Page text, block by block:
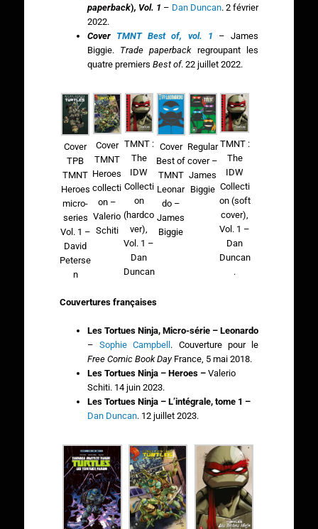
paperback), Vol. 1 – Dan Duncan. 2 février
2022.
Cover TMNT Best of, vol. 1
– James
Biggie. Trade paperbackregroupant les
quatre premiers Best of. 22 juillet 2022.
Cover
TPB
TMNT
Heroes
micro-
series
Vol. 1 –
David
Peterse
n
Cover
TMNT
Heroes
collecti
on –
Valerio
Schiti
TMNT :
The
IDW
Collecti
on
(hardco
ver),
Vol. 1 –
Dan
Duncan
Cover
Best of
TMNT
Leonar
do –
James
Biggie
Regular
cover –
James
Biggie
TMNT :
The
IDW
Collecti
on (soft
cover),
Vol. 1 –
Dan
Duncan
.
Couvertures françaises
Les Tortues Ninja, Micro-série – Leonardo
– Sophie Campbell . Couverture pour le
Free Comic Book DayFrance, 5 mai 2018.
Les Tortues Ninja – Heroes – Valerio
Schiti. 14 juin 2023.
Les Tortues Ninja – L’intégrale, tome 1 –
Dan Duncan. 12 juillet 2023.